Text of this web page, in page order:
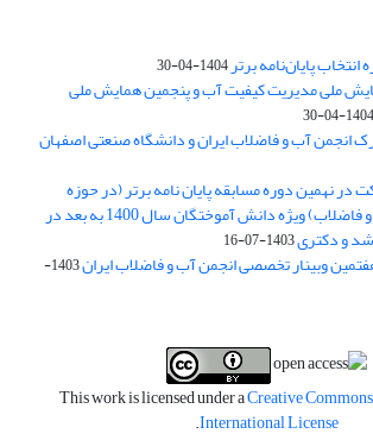
پایان‌نامه برتر1404-04-30
ملی مدیریت کیفیت آب و پنجمین همایش ملی
1404-04-30
انجمن آب و فاضلاب ایران و دانشگاه صنعتی اصفهان
نهمین دوره مسابقه پایان نامه برتر (در حوزه
علوم و مهندسی آب و فاضلاب) ویژه دانش آموختگان سال 1400 به بعد در
و دکتری1403-07-16
وبینار تخصصی انجمن آب و فاضلاب ایران
1403-
This work is licensed under aCreative
International License
.